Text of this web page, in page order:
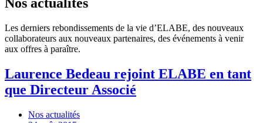
Les derniers rebondissements de la vie d’ELABE, des nouveaux
collaborateurs aux nouveaux partenaires, des événements à venir
aux offres à paraître.
Laurence Bedeau rejoint ELABE en tant
que Directeur Associé
Nos actualités